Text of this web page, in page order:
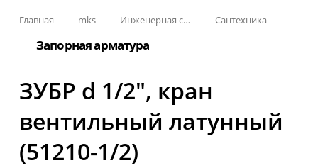
Главная mks Инженерная сантехника и инструменты Сантехника
Запорная арматура
ЗУБР d 1/2″, кран
вентильный латунный
(51210-1/2)